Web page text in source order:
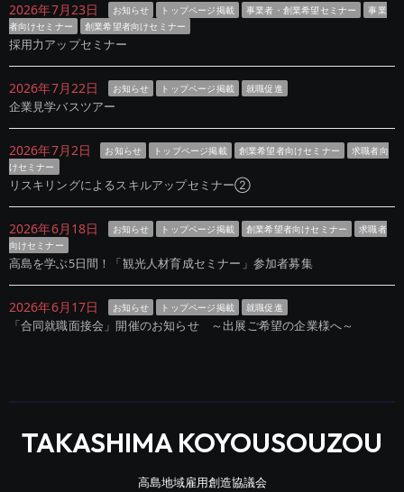
2026年7月23日 お知らせ トップページ掲載 事業者・創業希望セミナー
事業
者向けセミナー
創業希望者向けセミナー
採用力アップセミナー
2026年7月22日 お知らせ トップページ掲載 就職促進
企業見学バスツアー
2026年7月2日 お知らせ トップページ掲載 創業希望者向けセミナー
求職者向
けセミナー
リスキリングによるスキルアップセミナー②
2026年6月18日 お知らせ トップページ掲載 創業希望者向けセミナー
求職者
向けセミナー
高島を学ぶ5日間！「観光人材育成セミナー」参加者募集
2026年6月17日 お知らせ トップページ掲載 就職促進
「合同就職面接会」開催のお知らせ ～出展ご希望の企業様へ～
TAKASHIMA KOYOUSOUZOU
高島地域雇用創造協議会